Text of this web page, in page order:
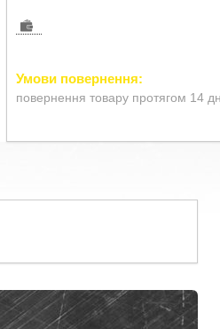
повернення товару протягом 14